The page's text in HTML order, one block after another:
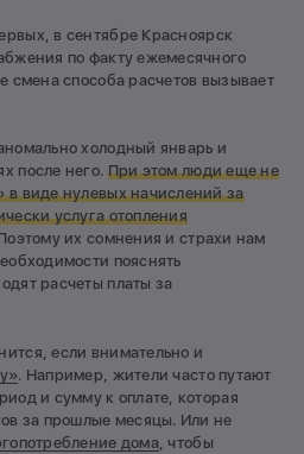
в сентябре Красноярск
по факту ежемесячного
смена способа расчетов вызывает
холодный январь и
после него. При этом люди еще не
в виде нулевых начислений за
услуга отопления
их сомнения и страхи нам
пояснять
расчеты платы за
если внимательно и
. Например, жители часто путают
и сумму к оплате, которая
за прошлые месяцы. Или не
дома , чтобы